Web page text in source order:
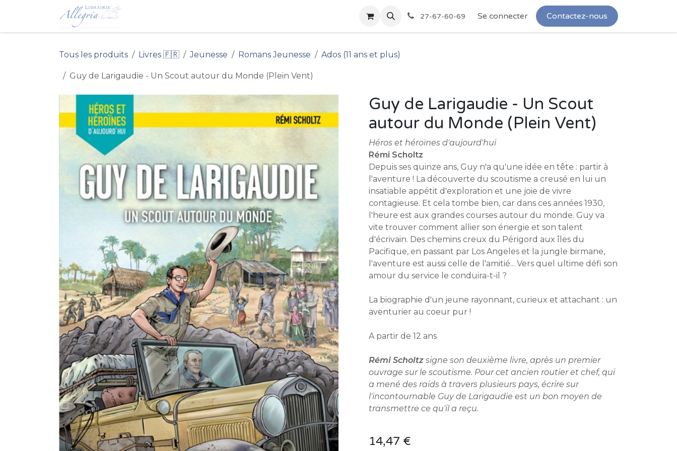
Se rendre au contenu
27-67-60-69 Se connecter Contactez-nous
Tous les produits Livres 🇫🇷 Jeunesse Romans Jeunesse Ados (11 ans et plus)
Guy de Larigaudie - Un Scout autour du Monde (Plein Vent)
Guy de Larigaudie - Un Scout
autour du Monde (Plein Vent)
Héros et héroïnes d'aujourd'hui
Rémi Scholtz
Depuis ses quinze ans, Guy n'a qu'une idée en tête : partir à
l'aventure ! La découverte du scoutisme a creusé en lui un
insatiable appétit d'exploration et une joie de vivre
contagieuse. Et cela tombe bien, car dans ces années 1930,
l'heure est aux grandes courses autour du monde. Guy va
vite trouver comment allier son énergie et son talent
d'écrivain. Des chemins creux du Périgord aux îles du
Pacifique, en passant par Los Angeles et la jungle birmane,
l'aventure est aussi celle de l'amitié... Vers quel ultime défi son
amour du service le conduira-t-il ?
La biographie d'un jeune rayonnant, curieux et attachant : un
aventurier au coeur pur !
A partir de 12 ans
Rémi Scholtz signe son deuxième livre, après un premier
ouvrage sur le scoutisme. Pour cet ancien routier et chef, qui
a mené des raids à travers plusieurs pays, écrire sur
l'incontournable Guy de Larigaudie est un bon moyen de
transmettre ce qu'il a reçu.
14,47 €